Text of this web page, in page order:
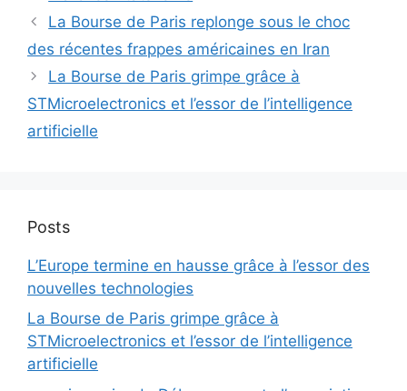
La Bourse de Paris replonge sous le choc
des récentes frappes américaines en Iran
La Bourse de Paris grimpe grâce à
STMicroelectronics et l’essor de l’intelligence
artificielle
Posts
L’Europe termine en hausse grâce à l’essor des
nouvelles technologies
La Bourse de Paris grimpe grâce à
STMicroelectronics et l’essor de l’intelligence
artificielle